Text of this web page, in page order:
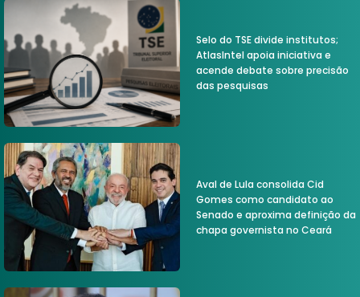
Selo do TSE divide institutos;
AtlasIntel apoia iniciativa e
acende debate sobre precisão
das pesquisas
Aval de Lula consolida Cid
Gomes como candidato ao
Senado e aproxima definição da
chapa governista no Ceará